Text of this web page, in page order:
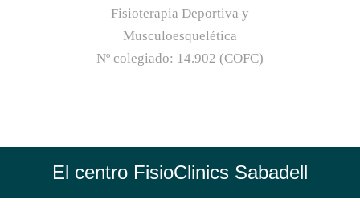
Fisioterapia Deportiva y
Musculoesquelética
Nº colegiado: 14.902 (COFC)
El centro FisioClinics Sabadell